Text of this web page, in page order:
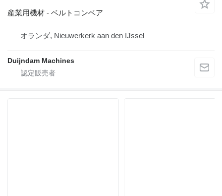
産業用機材 - ベルトコンベア
オランダ, Nieuwerkerk aan den IJssel
Duijndam Machines